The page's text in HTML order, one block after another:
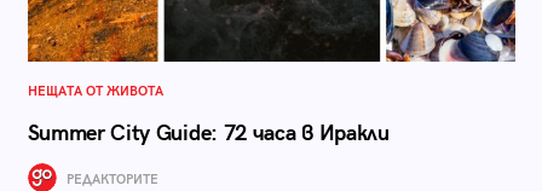
НЕЩАТА ОТ ЖИВОТА
Summer City Guide: 72 часа в Иракли
РЕДАКТОРИТЕ